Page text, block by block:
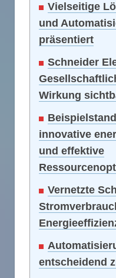
Vielseitige
und
präsentiert
Schneider
Wirkung
innovative
und effektive
Vernetzte
entscheidend